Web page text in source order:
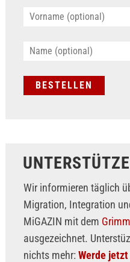
UNTERSTÜTZE
Wir informieren täglich
Migration, Integration
MiGAZIN mit dem
ausgezeichnet.
nichts mehr: Werde